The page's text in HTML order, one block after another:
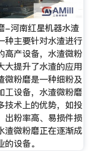
-河南红星机器水渣
种主要针对水渣进行
高产设备，水渣微粉
大提升了水渣的应用
微粉磨是一种细粉及
工设备，水渣微粉磨
技术上的优势，如投
出粉率高、易损件损
渣微粉磨正在逐渐成
设备。